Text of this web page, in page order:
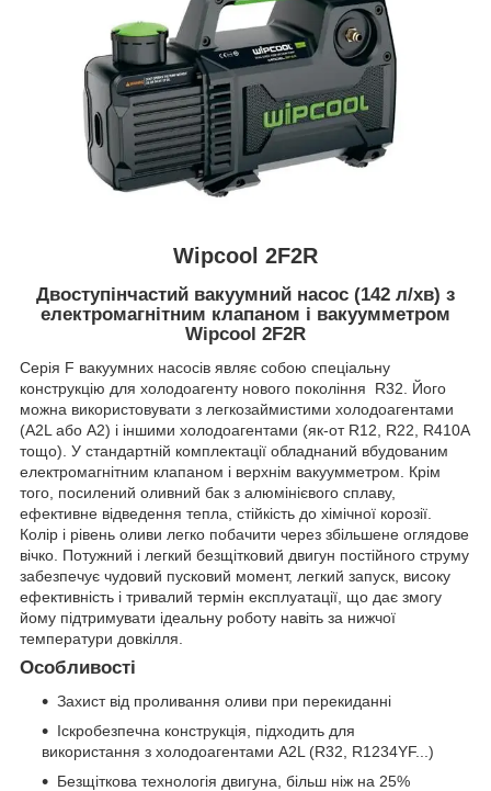
Wipcool 2F2R
Двоступінчастий вакуумний насос (142 л/хв) з
електромагнітним клапаном і вакуумметром
Wipcool 2F2R
Серія F вакуумних насосів являє собою спеціальну
конструкцію для холодоагенту нового покоління R32. Його
можна використовувати з легкозаймистими холодоагентами
(A2L або A2) і іншими холодоагентами (як-от R12, R22, R410A
тощо). У стандартній комплектації обладнаний вбудованим
електромагнітним клапаном і верхнім вакуумметром. Крім
того, посилений оливний бак з алюмінієвого сплаву,
ефективне відведення тепла, стійкість до хімічної корозії.
Колір і рівень оливи легко побачити через збільшене оглядове
вічко. Потужний і легкий безщітковий двигун постійного струму
забезпечує чудовий пусковий момент, легкий запуск, високу
ефективність і тривалий термін експлуатації, що дає змогу
йому підтримувати ідеальну роботу навіть за нижчої
температури довкілля.
Особливості
Захист від проливання оливи при перекиданні
Іскробезпечна конструкція, підходить для
використання з холодоагентами A2L (R32, R1234YF...)
Безщіткова технологія двигуна, більш ніж на 25%